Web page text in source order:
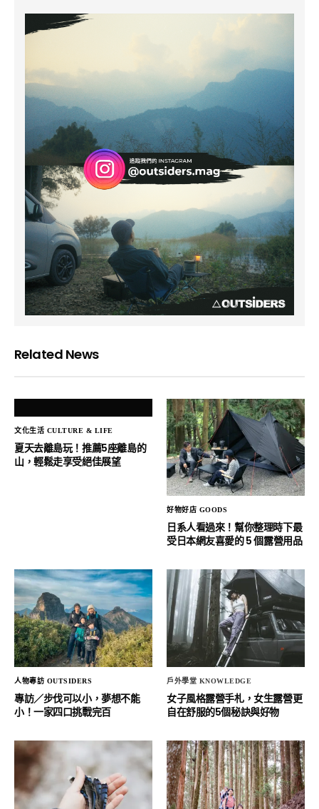
Related News
文化生活 CULTURE & LIFE
夏天去離島玩！推薦5座離島的
山，輕鬆走享受絕佳展望
好物好店 GOODS
日系人看過來！幫你整理時下最
受日本網友喜愛的 5 個露營用品
人物專訪 OUTSIDERS
專訪／步伐可以小，夢想不能
小！一家四口挑戰完百
戶外學堂 KNOWLEDGE
女子風格露營手札，女生露營更
自在舒服的5個秘訣與好物